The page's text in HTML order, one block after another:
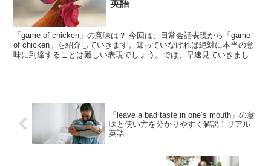
英語
「game of chicken」の意味は？ 今回は、日常会話表現から「game
of chicken」を紹介していきます。知っていなければ絶対に本当の意
味に到達することは難しい表現でしょう。では、早速見ていきましょ
「leave a bad taste in one’s mouth」の意
味と使い方を分かりやすく解説！リアル
英語